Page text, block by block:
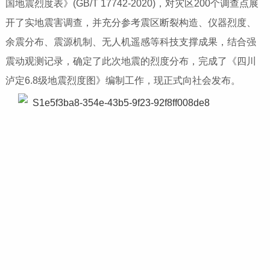
国地震烈度表》(GB/T 17742-2020)，对灾区200个调查点展
开了实地震害调查，并充分参考震区断裂构造、仪器烈度、
余震分布、震源机制、无人机遥感等科技支撑成果，结合强
震动观测记录，确定了此次地震的烈度分布，完成了《四川
泸定6.8级地震烈度图》编制工作，现正式向社会发布。